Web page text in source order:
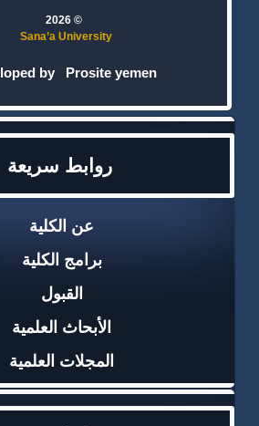
روابط سريعة
عن الكلية
برامج الكلية
القبول
الأبحاث العلمية
المجلات العلمية
© 2026
Sana’a University
by Prosite yemen